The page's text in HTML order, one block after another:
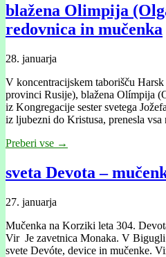
blažena Olimpija
redovnica in mučenka
28. januarja
V koncentracijskem taborišču
provinci Rusije), blažena Olímpija
iz Kongregacije sester svetega
iz ljubezni do Kristusa, prenesla
Preberi vse →
sveta Devota –
27. januarja
Mučenka na Korziki leta 304.
Vir Je zavetnica Monaka. V
svete Devóte, device in mučenke.